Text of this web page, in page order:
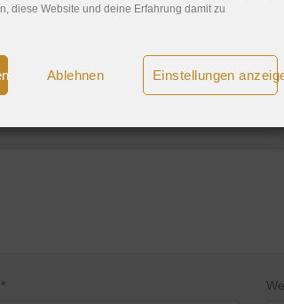
diese Website und deine Erfahrung damit zu
Ablehnen Einstellungen
mit
*